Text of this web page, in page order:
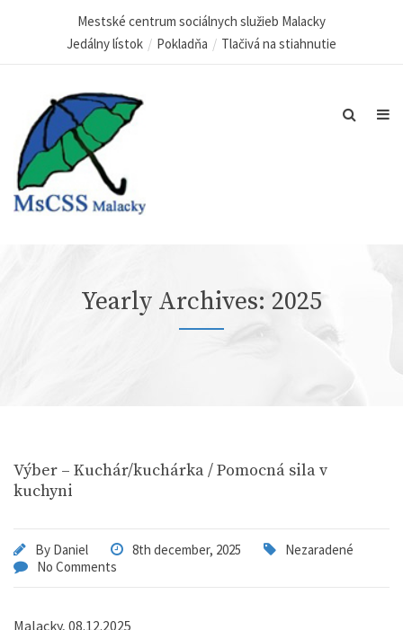
Mestské centrum sociálnych služieb Malacky
Jedálny lístok
Pokladňa Tlačivá na stiahnutie
Yearly Archives: 2025
Výber – Kuchár/kuchárka / Pomocná sila v
kuchyni
By Daniel 8th december, 2025
Nezaradené
No Comments
Malacky, 08.12.2025